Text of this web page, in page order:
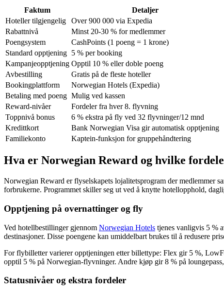
Faktum
Detaljer
Hoteller tilgjengelig
Over 900 000 via Expedia
Rabattnivå
Minst 20-30 % for medlemmer
Poengsystem
CashPoints (1 poeng = 1 krone)
Standard opptjening 5 % per booking
Kampanjeopptjening Opptil 10 % eller doble poeng
Avbestilling
Gratis på de fleste hoteller
Bookingplattform
Norwegian Hotels (Expedia)
Betaling med poeng Mulig ved kassen
Reward-nivåer
Fordeler fra hver 8. flyvning
Toppnivå bonus
6 % ekstra på fly ved 32 flyvninger/12 mnd
Kredittkort
Bank Norwegian Visa gir automatisk opptjening
Familiekonto
Kaptein-funksjon for gruppehåndtering
Hva er Norwegian Reward og hvilke
Norwegian Reward er flyselskapets lojalitetsprogram der medlemmer
forbrukerne. Programmet skiller seg ut ved å knytte hotellopphold,
Opptjening på overnattinger og fly
Ved hotellbestillinger gjennom Norwegian Hotels tjenes vanligvis 5 %
destinasjoner. Disse poengene kan umiddelbart brukes til å redusere
For flybilletter varierer opptjeningen etter billettype: Flex gir 5 %,
opptil 5 % på Norwegian-flyvninger. Andre kjøp gir 8 % på
Statusnivåer og ekstra fordeler